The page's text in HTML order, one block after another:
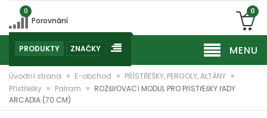
0
Porovnání
0
MENU
PRODUKTY ZNAČKY
Úvodní strana » E-obchod » PŘÍSTŘEŠKY, PERGOLY, ALTÁNY »
Přístřešky » Palram » ROZšIřOVACí MODUL PRO PříSTřEšKY řADY
ARCADIA (70 CM)